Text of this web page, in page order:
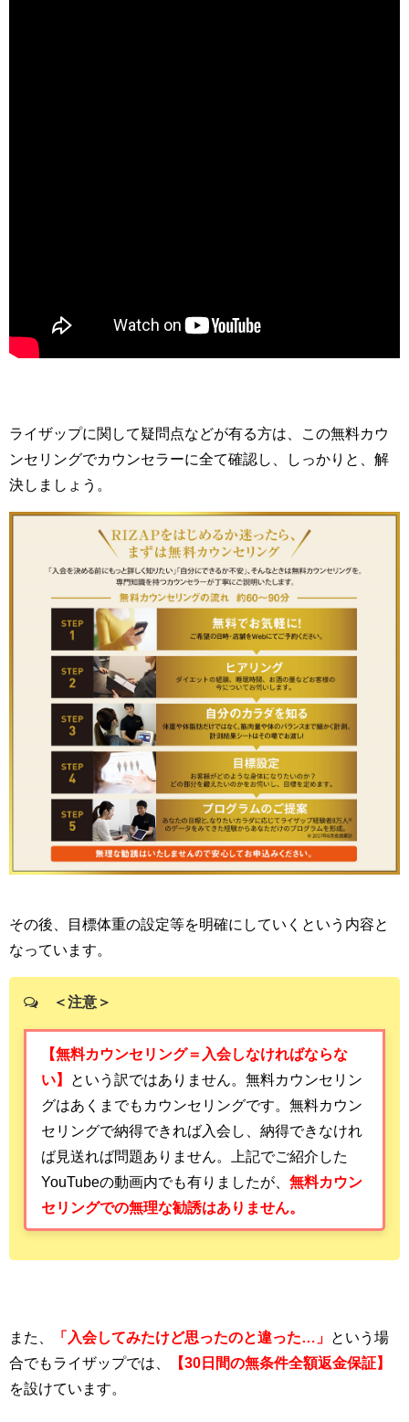
ライザップに関して疑問点などが有る方は、この無料カウ
ンセリングでカウンセラーに全て確認し、しっかりと、解
決しましょう。
その後、目標体重の設定等を明確にしていくという内容と
なっています。
＜注意＞
【無料カウンセリング＝入会しなければならな
い】
という訳ではありません。無料カウンセリン
グはあくまでもカウンセリングです。無料カウン
セリングで納得できれば入会し、納得できなけれ
ば見送れば問題ありません。上記でご紹介した
YouTubeの動画内でも有りましたが、 無料カウン
セリングでの無理な勧誘はありません。
また、 「入会してみたけど思ったのと違った…」
という場
合でもライザップでは、
【30日間の無条件全額返金保証】
を設けています。